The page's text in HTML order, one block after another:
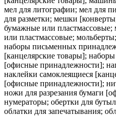
мел для литографии; мел для
для разметки; мешки
бумажные или
или пластмассовые;
наборы письменных
[канцелярские товары];
[офисные принадлежности];
наклейки самоклеящиеся
[офисные принадлежности];
ножи для разрезания бумаги
нумераторы; обертки для
облатки для запечатывания;